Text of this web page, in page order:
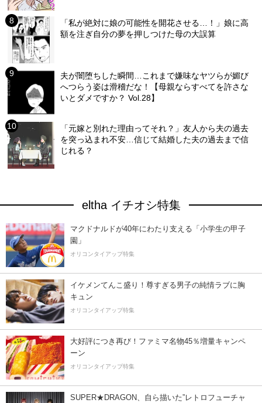
「私が絶対に娘の可能性を開花させる…！」娘に高
額を注ぎ自分の夢を押しつけた母の大誤算
夫が闇堕ちした瞬間…これまで嫌味なヤツらが媚び
へつらう姿は滑稽だな！【母親ならすべてを許さな
いとダメですか？ Vol.28】
「元嫁と別れた理由ってそれ？」友人から夫の過去
を突っ込まれ不安…信じて結婚した夫の過去まで信
じれる？
eltha イチオシ特集
マクドナルドが40年にわたり支える「小学生の甲子
園」
オリコンタイアップ特集
イケメンてんこ盛り！尊すぎる男子の純情ラブに胸
キュン
オリコンタイアップ特集
大好評につき再び！ファミマ名物45％増量キャンペ
ーン
オリコンタイアップ特集
SUPER★DRAGON、自ら描いた”レトロフューチャ